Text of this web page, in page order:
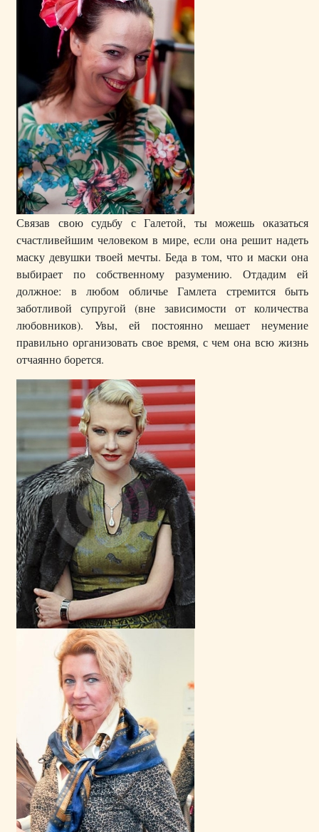
Связав свою судьбу с Галетой, ты можешь оказаться
счастливейшим человеком в мире, если она решит надеть
маску девушки твоей мечты. Беда в том, что и маски она
выбирает по собственному разумению. Отдадим ей
должное: в любом обличье Гамлета стремится быть
заботливой супругой (вне зависимости от количества
любовников). Увы, ей постоянно мешает неумение
правильно организовать свое время, с чем она всю жизнь
отчаянно борется.